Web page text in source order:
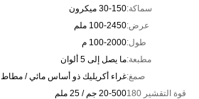
سماكة:30-150 ميكرون
عرض:100-2450 ملم
طول:100-2000 م
مطبعة:ما يصل إلى 5 ألوان
صمغ:غراء أكريليك ذو أساس مائي / مطاط
قوة التقشير 18020-500 جم / 25 ملم